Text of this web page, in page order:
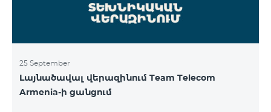
25 September
Լայնածավալ վերազինում Team Telecom
Armenia-ի ցանցում